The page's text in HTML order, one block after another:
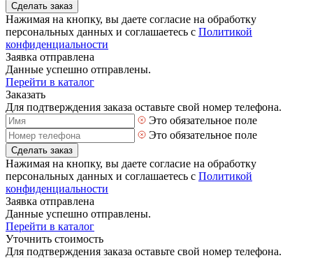
Сделать заказ
Нажимая на кнопку, вы даете согласие на обработку
персональных данных и соглашаетесь с Политикой
конфиденциальности
Заявка отправлена
Данные успешно отправлены.
Перейти в каталог
Заказать
Для подтверждения заказа оставьте свой номер телефона.
Это обязательное поле
Это обязательное поле
Сделать заказ
Нажимая на кнопку, вы даете согласие на обработку
персональных данных и соглашаетесь с Политикой
конфиденциальности
Заявка отправлена
Данные успешно отправлены.
Перейти в каталог
Уточнить стоимость
Для подтверждения заказа оставьте свой номер телефона.